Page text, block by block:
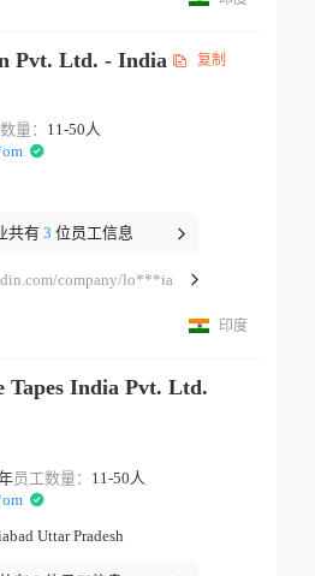
Pvt. Ltd. - India 复制
量： 11-50人
共有3 位员工信息
company/lo***ia
印度
Tapes India Pvt. Ltd.
员工数量： 11-50人
Uttar Pradesh